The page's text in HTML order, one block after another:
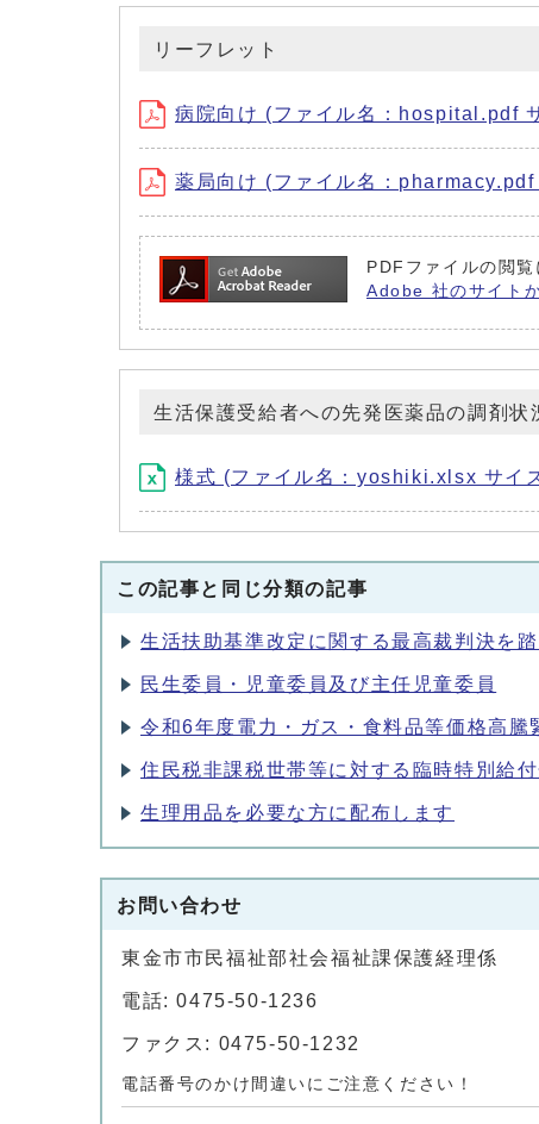
リーフレット
病院向け (ファイル名：hospital.pdf
薬局向け (ファイル名：
PDFファイルの閲
Adobe 社のサイト
生活保護受給者への先発医薬品の調剤状
様式 (ファイル名：yoshiki.xlsx サイ
この記事と同じ分類の記事
生活扶助基準改定に関する最高裁判決を
民生委員・児童委員及び主任児童委員
令和6年度電力・ガス・食料品等価格高騰
住民税非課税世帯等に対する臨時特別給
生理用品を必要な方に配布します
お問い合わせ
東金市市民福祉部社会福祉課保護経理係
電話: 0475-50-1236
ファクス: 0475-50-1232
電話番号のかけ間違いにご注意ください！